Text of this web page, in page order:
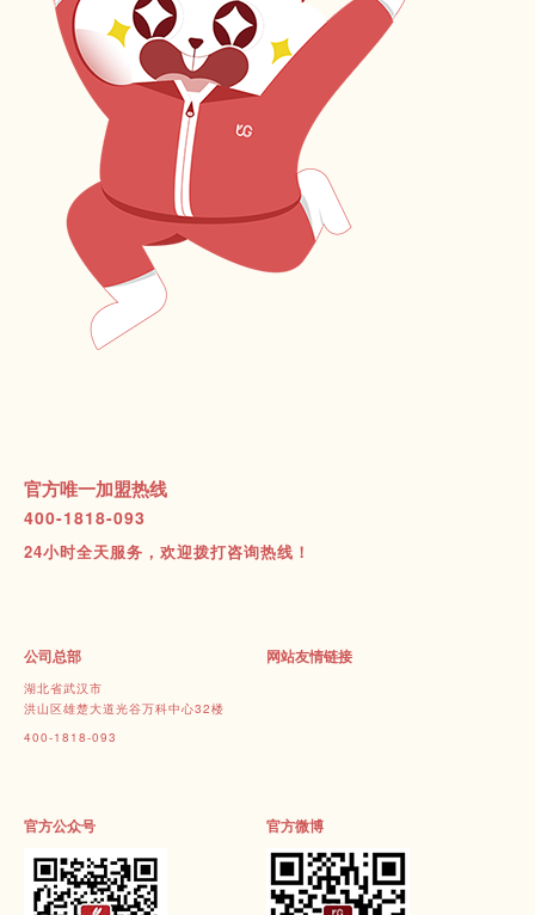
官方唯一加盟热线
400-1818-093
24小时全天服务，欢迎拨打咨询热线！
公司总部
湖北省武汉市
洪山区雄楚大道光谷万科中心32楼
400-1818-093
网站友情链接
官方公众号 官方微博